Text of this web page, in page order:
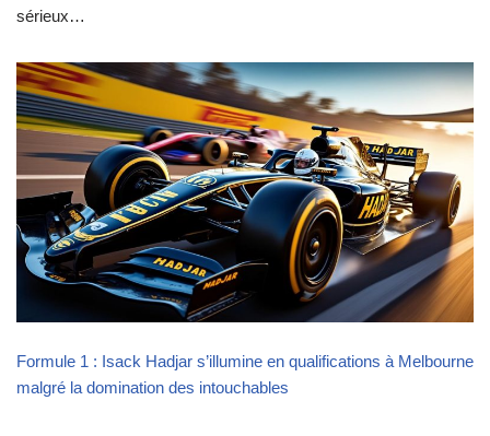
sérieux…
Formule 1 : Isack Hadjar s’illumine en qualifications à Melbourne
malgré la domination des intouchables